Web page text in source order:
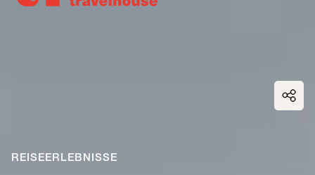
REISEERLEBNISSE